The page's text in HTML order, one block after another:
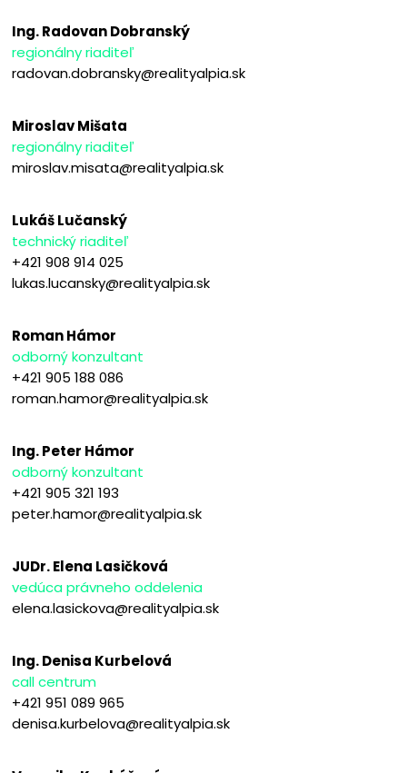
Ing. Radovan Dobranský
regionálny riaditeľ
radovan.dobransky@realityalpia.sk
Miroslav Mišata
regionálny riaditeľ
miroslav.misata@realityalpia.sk
Lukáš Lučanský
technický riaditeľ
+421 908 914 025
lukas.lucansky@realityalpia.sk
Roman Hámor
odborný konzultant
+421 905 188 086
roman.hamor@realityalpia.sk
Ing. Peter Hámor
odborný konzultant
+421 905 321 193
peter.hamor@realityalpia.sk
JUDr. Elena Lasičková
vedúca právneho oddelenia
elena.lasickova@realityalpia.sk
Ing. Denisa Kurbelová
call centrum
+421 951 089 965
denisa.kurbelova@realityalpia.sk